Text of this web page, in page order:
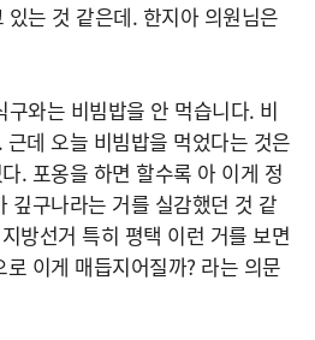
는 것 같은데. 한지아 의원님은
와는 비빔밥을 안 먹습니다. 비
데 오늘 비빔밥을 먹었다는 것은
. 포옹을 하면 할수록 아 이게 정
깊구나라는 거를 실감했던 것 같
방선거 특히 평택 이런 거를 보면
이게 매듭지어질까? 라는 의문